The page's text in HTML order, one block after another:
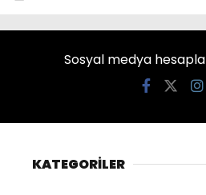
Sosyal medya
KATEGORİLER